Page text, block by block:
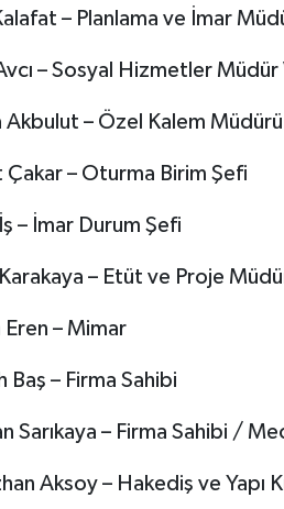
– Planlama ve İmar
– Sosyal Hizmetler Müdür
– Özel Kalem Müdürü
– Oturma Birim Şefi
– İmar Durum Şefi
– Etüt ve Proje
Eren – Mimar
Baş – Firma Sahibi
Sarıkaya – Firma Sahibi /
Aksoy – Hakediş ve Yapı